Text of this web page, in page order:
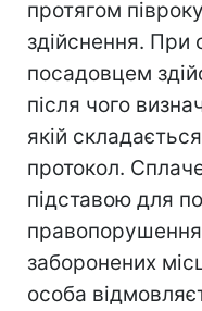
протягом
здійснення. При
посадовцем
після чого
якій
протокол.
підставою для
заборонених
особа